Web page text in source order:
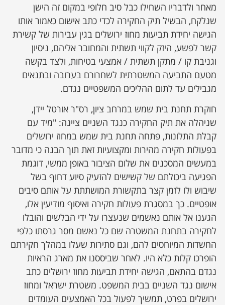
מאחר ולדבריו השחילו כבל סיב חלופי במקום זה הישן
שנלקח, הבשיל תיק החקירה לכדי כתב אישום כאמור אותו
הגישה יחידת תביעות מחוז ירושלים בגין עבירות של קשירת
קשר לפשע, היזק לקווי תשתית והמחובר אליהם, ניסיון
וגניבת קו / מתקן תשתית / אמצעי בטיחות, ולצד בקשה
מטעם התביעה המשטרתית לשחרורם בערובה ובתנאים
מגבילים עד לתום ההליכים המשפטיים נגדם.
חוקרת תחנת בית שמש במרחב ציון, רס"ר אורטל יידן,
שניהלה את תיק החקירה כנגד השניים ציינה: "מיד עם
קבלת התלונות, פתחה תחנת בית שמש במחוז ירושלים
בפעולות חקירה מהירות ומקצועיות זאת תוך הבנה כי מדובר
במעשים המסכנים את שלום הציבור באופן ממשי, דוגמת
הפגיעה ביכולתם של קשישים להזעיק סיוע דחוף בשל
שיבוש ולו לזמן קצר בתקשורת המושתתת על אותם סיבים
אופטיים. כך במסגרת פעולות חקירה ואיסוף מודיעין אלו,
הגענו אל אותם נאשמים שנעצרו על ידי הבלשים והובלו
לחקירה בתחנת המשטרה שם כל נאשם מסר גרסתו כלפי
החשדות המיוחסים להם, וגם סתירות שעלו במהלך חקירתם
הופרכו קלות כלא היו. לאחר שביססנו את מארג הראיות
נגדם בהתאם, הגישה יחידת תביעות מחוז ירושלים כתב
אישום נגד השניים בבית המשפט. משטרת ישראל ומחוז
ירושלים בפרט, תמשיך לפעול בכל האמצעים העומדים